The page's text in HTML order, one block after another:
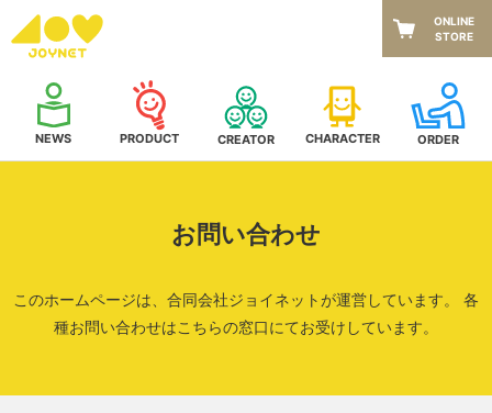
NEWS PRODUCT CREATOR CHARACTER ORDER
ONLINE
STORE
お問い合わせ
このホームページは、合同会社ジョイネットが運営しています。 各
種お問い合わせはこちらの窓口にてお受けしています。